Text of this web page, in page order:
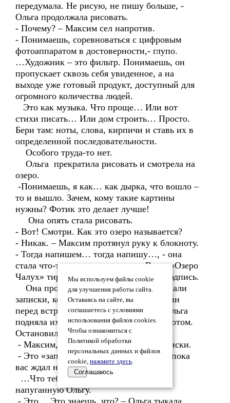
передумала. Не рисую, не пишу больше, -
Ольга продолжала рисовать.
- Почему? – Максим сел напротив.
- Понимаешь, соревноваться с цифровым
фотоаппаратом в достоверности,- глупо.
…Художник – это фильтр. Понимаешь, он
пропускает сквозь себя увиденное, а на
выходе уже готовый продукт, доступный для
огромного количества людей.
Это как музыка. Что проще… Или вот
стихи писать… Или дом строить… Просто.
Бери там: ноты, слова, кирпичи и ставь их в
определенной последовательности.
Особого труда-то нет.
Ольга прекратила рисовать и смотрела на
озеро.
-Понимаешь, я как… как дырка, что вошло –
то и вышло. Зачем, кому такие картины
нужны? Фотик это делает лучше!
Она опять стала рисовать.
- Вот! Смотри. Как это озеро называется?
- Никак. – Максим протянул руку к блокноту.
- Тогда напишем… тогда напишу…, - она
стала что-то писать на листке, - Вот – «Озеро
Чалух» тире «Ольгино озеро» , дата, подпись.
Она протянула блокнот. Из него выпали
записки, которые Максим снял с вершин
перед встречей с Ольгиной группой. Ольга
подняла их и протянула вслед за блокнотом.
Остановилась и замерла.
- Максим, это что? – она показала записки.
- Это «записки». Я снял их с вершин, пока
вас ждал на перевале.
…Что тебя напугало, - он смотрел на
напуганную Ольгу.
- Это… Это знаешь, что? – Ольга тыкала
Мы используем файлы cookie
для улучшения работы сайта.
Оставаясь на сайте, вы
соглашаетесь с условиями
использования файлов cookies.
Чтобы ознакомиться с
Политикой обработки
персональных данных и файлов
cookie, нажмите здесь.
Соглашаюсь